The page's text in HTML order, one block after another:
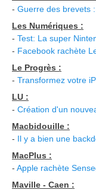
- Guerre des brevets
Les Numériques :
- Test: La super
- Facebook rachète
Le Progrès :
- Transformez votre
LU :
- Création d'un
Macbidouille :
- Il y a bien une
MacPlus :
- Apple rachète
Maville - Caen :